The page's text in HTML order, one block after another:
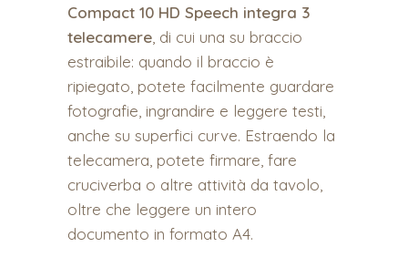
Compact 10 HD Speech integra 3
telecamere , di cui una su braccio
estraibile: quando il braccio è
ripiegato, potete facilmente guardare
fotografie, ingrandire e leggere testi,
anche su superfici curve. Estraendo la
telecamera, potete firmare, fare
cruciverba o altre attività da tavolo,
oltre che leggere un intero
documento in formato A4.